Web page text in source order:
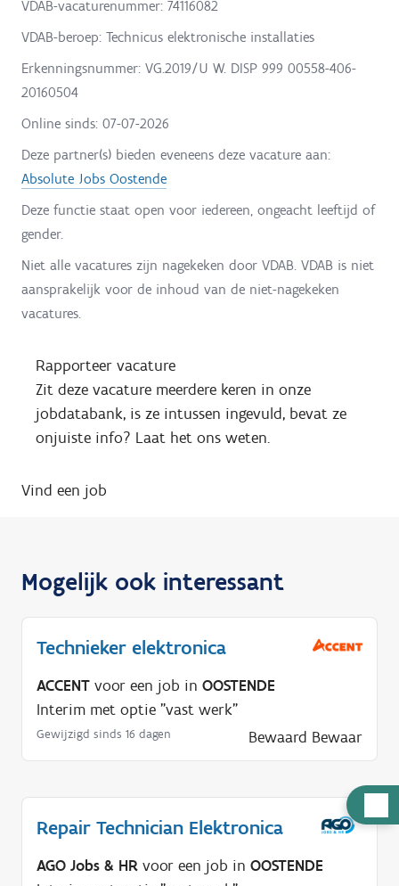
u
VDAB-vacaturenummer: 74116082
VDAB-beroep: Technicus elektronische installaties
Erkenningsnummer: VG.2019/U W. DISP 999 00558-406-
20160504
Online sinds: 07-07-2026
Deze partner(s) bieden eveneens deze vacature aan:
Absolute Jobs Oostende
Deze functie staat open voor iedereen, ongeacht leeftijd of
gender.
Niet alle vacatures zijn nagekeken door VDAB. VDAB is niet
aansprakelijk voor de inhoud van de niet-nagekeken
vacatures.
Rapporteer vacature
Zit deze vacature meerdere keren in onze
jobdatabank, is ze intussen ingevuld, bevat ze
onjuiste info? Laat het ons weten.
Vind een job
Mogelijk ook interessant
Technieker elektronica
ACCENT voor een job in OOSTENDE
Interim met optie "vast werk"
Gewijzigd sinds 16 dagen Bewaard Bewaar
Repair Technician Elektronica
AGO Jobs & HR voor een job in OOSTENDE